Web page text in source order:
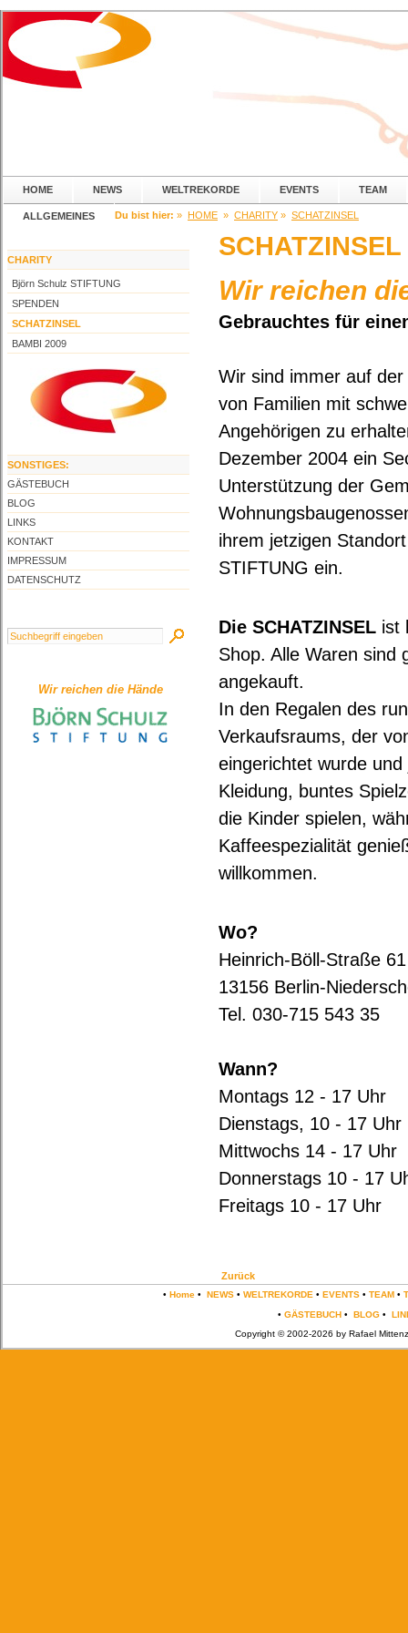
HOME NEWS WELTREKORDE EVENTS TEAM
ALLGEMEINES Du bist hier: » HOME » CHARITY » SCHATZINSEL
CHARITY
Björn Schulz STIFTUNG
SPENDEN
SCHATZINSEL
BAMBI 2009
SONSTIGES:
GÄSTEBUCH
BLOG
LINKS
KONTAKT
IMPRESSUM
DATENSCHUTZ
Wir reichen die Hände
SCHATZINSEL
Wir reichen
Gebrauchtes für
Wir sind immer auf
von Familien mit
Angehörigen zu
Dezember 2004 ein
Unterstützung der
ihrem jetzigen
STIFTUNG ein.
Die SCHATZINSEL ist
Shop. Alle Waren sind
angekauft.
In den Regalen des
Verkaufsraums, der
eingerichtet wurde
Kleidung, buntes
die Kinder spielen,
Kaffeespezialität
willkommen.
Wo?
Heinrich-Böll-Straße 61
13156 Berlin-
Tel. 030-715 543 35
Wann?
Montags 12 - 17 Uhr
Dienstags, 10 - 17 Uhr
Mittwochs 14 - 17 Uhr
Donnerstags 10 - 17
Freitags 10 - 17 Uhr
Zurück
• Home • NEWS • WELTREKORDE • EVENTS • TEAM •
• GÄSTEBUCH• BLOG•
Copyright © 2002-2026 by Rafael